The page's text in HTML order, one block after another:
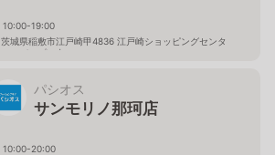
10:00-19:00
茨城県稲敷市江戸崎甲4836 江戸崎ショッピングセンタ
ー（パンプ）内
パシオス
サンモリノ那珂店
10:00-20:00